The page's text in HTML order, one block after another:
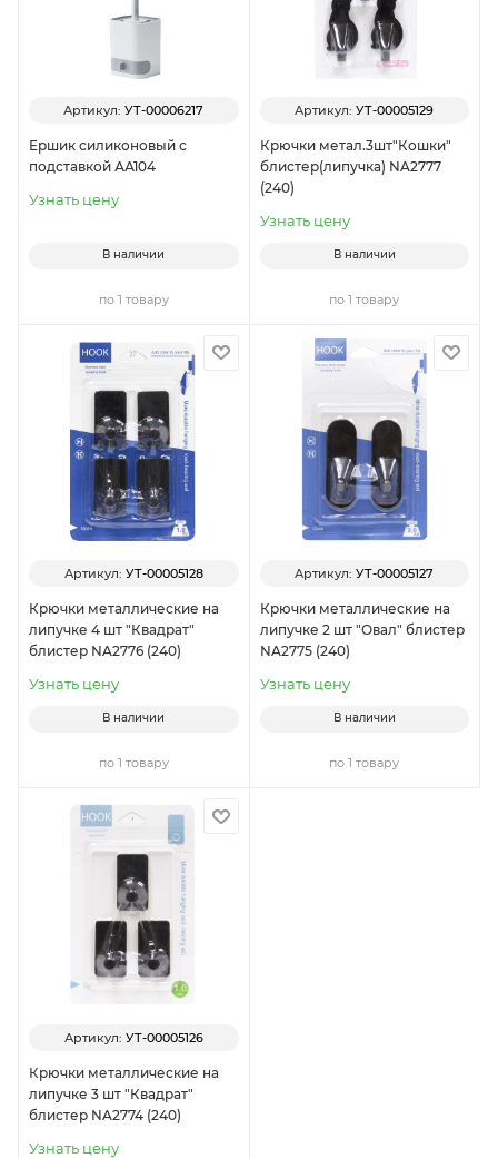
Артикул:УТ-00006217
Ершик силиконовый с
подставкой АА104
Узнать цену
В наличии
по 1 товару
Артикул:УТ-00005129
Крючки метал.3шт"Кошки"
блистер(липучка) NA2777
(240)
Узнать цену
В наличии
по 1 товару
Артикул: УТ-00005128
Крючки металлические на
липучке 4 шт "Квадрат"
блистер NA2776 (240)
Узнать цену
В наличии
по 1 товару
Артикул:УТ-00005127
Крючки металлические на
липучке 2 шт "Овал" блистер
NA2775 (240)
Узнать цену
В наличии
по 1 товару
Артикул: УТ-00005126
Крючки металлические на
липучке 3 шт "Квадрат"
блистер NA2774 (240)
Узнать цену